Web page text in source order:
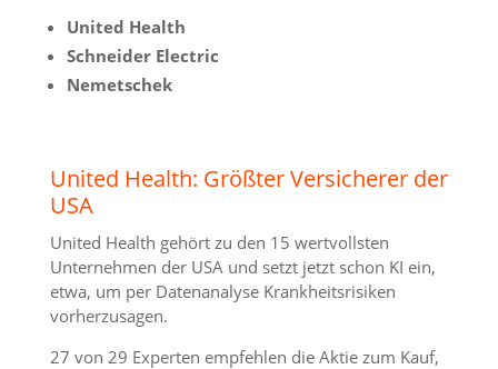
United Health
Schneider Electric
Nemetschek
United Health: Größter Versicherer der
USA
United Health gehört zu den 15 wertvollsten
Unternehmen der USA und setzt jetzt schon KI ein,
etwa, um per Datenanalyse Krankheitsrisiken
vorherzusagen.
27 von 29 Experten empfehlen die Aktie zum Kauf,